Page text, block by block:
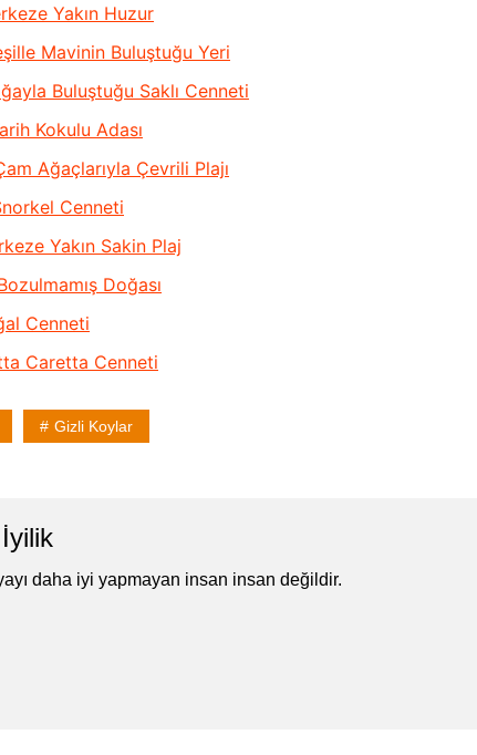
Yakın Huzur
Mavinin Buluştuğu Yeri
Buluştuğu Saklı Cenneti
Kokulu Adası
Ağaçlarıyla Çevrili Plajı
Cenneti
Yakın Sakin Plaj
Doğası
Cenneti
Caretta Cenneti
Gizli Koylar
daha iyi yapmayan insan insan değildir.